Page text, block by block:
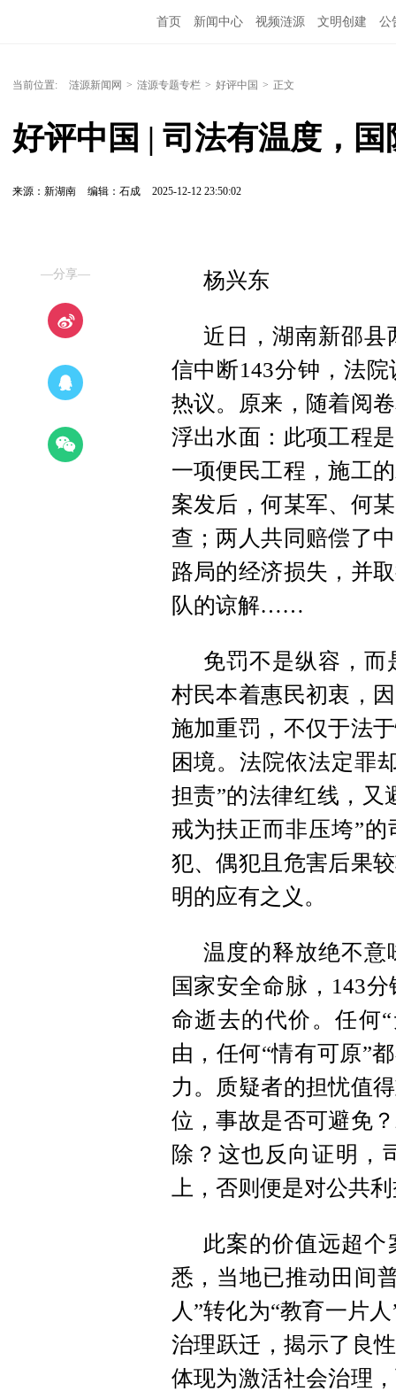
首页 新闻中心 视频涟源 文明创建 公
当前位置: 涟源新闻网 > 涟源专题专栏 > 好评中国 > 正文
好评中国 | 司法有温度，国
来源：新湖南 编辑：石成 2025-12-12 23:50:02
—分享— 杨兴东
近日，湖南新邵县
信中断143分钟，法
热议。原来，随着阅
浮出水面：此项工程
一项便民工程，施工
案发后，何某军、何
查；两人共同赔偿了
路局的经济损失，并
队的谅解……
免罚不是纵容，
村民本着惠民初衷，
施加重罚，不仅于法
困境。法院依法定罪
担责”的法律红线，又
戒为扶正而非压垮”
犯、偶犯且危害后果
明的应有之义。
温度的释放绝不意
国家安全命脉，143
命逝去的代价。任何
由，任何“情有可原”
力。质疑者的担忧值
位，事故是否可避免
除？这也反向证明，
上，否则便是对公共
此案的价值远超个
悉，当地已推动田间
人”转化为“教育一片
治理跃迁，揭示了良
体现为激活社会治理